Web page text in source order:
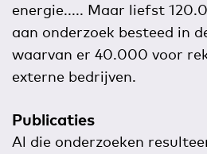
energie..... Maar liefst
aan onderzoek besteed in
waarvan er 40.000 voor
externe bedrijven.
Publicaties
Al die onderzoeken